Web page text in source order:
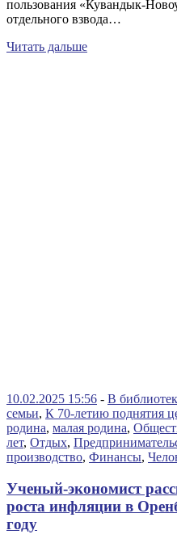
пользования «Кувандык-
отдельного взвода…
Читать дальше
10.02.2025 15:56 - В
семьи, К 70-летию поднятия
родина, малая родина,
лет, Отдых,
производство, Финансы,
Ученый-экономист
роста инфляции в
году